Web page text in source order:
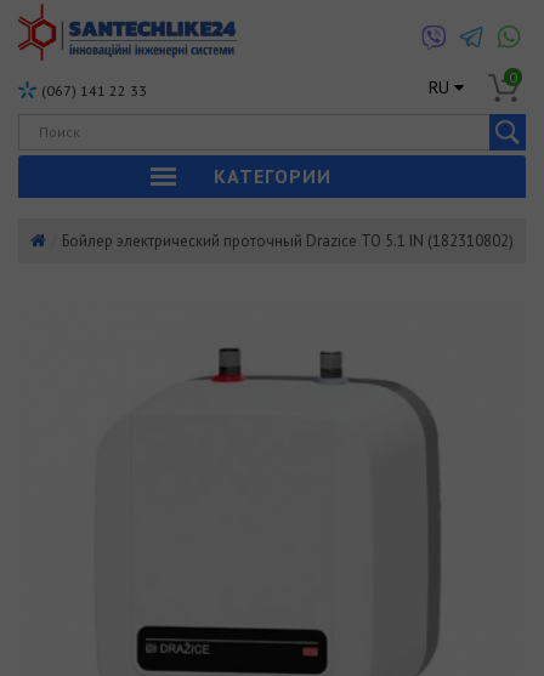
(067) 141 22 33 RU 0
КАТЕГОРИИ
Бойлер электрический проточный Drazice TO 5.1 IN (182310802)